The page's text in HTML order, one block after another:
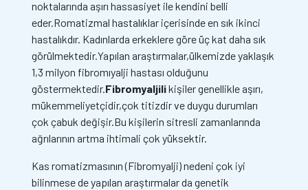
noktalarında aşırı hassasiyet ile kendini belli
eder.Romatizmal hastalıklar içerisinde en sık ikinci
hastalıkdır. Kadınlarda erkeklere göre üç kat daha sık
görülmektedir.Yapılan araştırmalar,ülkemizde yaklaşık
1,3 milyon fibromıyalji hastası olduğunu
göstermektedir.Fibromyaljilikişiler genellikle aşırı,
mükemmeliyetçidir,çok titizdir ve duygu durumları
çok çabuk değişir.Bu kişilerin sitresli zamanlarında
ağrılarının artma ihtimali çok yüksektir.
Kas romatizmasının (Fibromyalji) nedeni çok iyi
bilinmese de yapılan araştırmalar da genetik